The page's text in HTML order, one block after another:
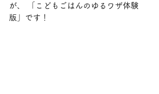
が、 「こどもごはんのゆるワザ体験
版」です！